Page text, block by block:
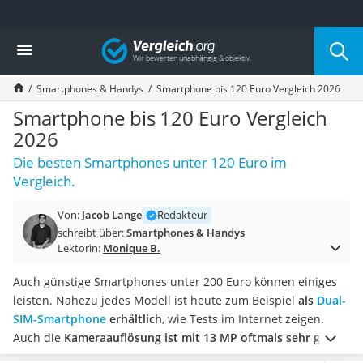
Die beliebtesten Vergleiche nach Kategorie
Elektronik
Powerstation
Monitor 32 Zoll 4K
Fernseher
Drucker
Desktop-PC
Monitor
Diascanner
Laser-Multifunktionsdrucker
Powerline-Adapter
Powerstation mit Solarpanel
Soundbar
17-Zoll-Laptop
Satellitenschüssel
Gaming-Headset
Schnurloses Telefon
Vergleich
Smartphones & Handys Smartphone bis 120 Euro Vergleich 2026
Smartphone bis 120 Euro Vergleich
2026
Die besten Smartphones unter 120 Euro im
Vergleich.
Von: Jacob Lange
Redakteur
schreibt über:Smartphones & Handys
Lektorin: Monique B.
Auch günstige Smartphones unter 200 Euro können einiges
leisten. Nahezu jedes Modell ist heute zum Beispiel als Dual-
SIM-Smartphone erhältlich, wie Tests im Internet zeigen.
Auch die Kameraauflösung ist mit 13 MP oftmals sehr gut
und ermöglicht es Ihnen, scharfe Fotos zu machen. Wählen